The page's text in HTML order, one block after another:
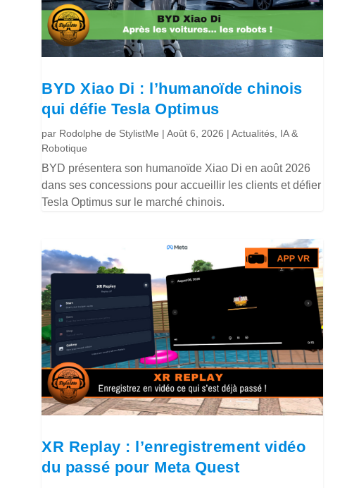
BYD Xiao Di : l’humanoïde chinois
qui défie Tesla Optimus
par Rodolphe de StylistMe |Août 6, 2026 |Actualités IA &
Robotique
BYD présentera son humanoïde Xiao Di en août 2026
dans ses concessions pour accueillir les clients et défier
Tesla Optimus sur le marché chinois.
XR Replay : l’enregistrement vidéo
du passé pour Meta Quest